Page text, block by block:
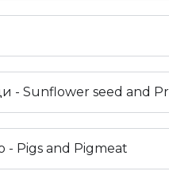
- Sunflower seed and
Pigs and Pigmeat